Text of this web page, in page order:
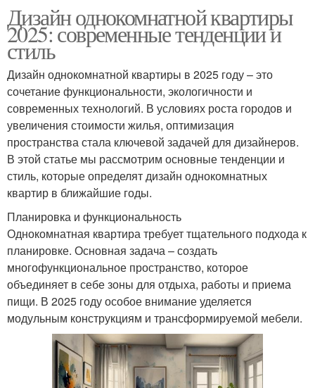
Дизайн однокомнатной квартиры
2025: современные тенденции и
стиль
Дизайн однокомнатной квартиры в 2025 году – это
сочетание функциональности, экологичности и
современных технологий. В условиях роста городов и
увеличения стоимости жилья, оптимизация
пространства стала ключевой задачей для дизайнеров.
В этой статье мы рассмотрим основные тенденции и
стиль, которые определят дизайн однокомнатных
квартир в ближайшие годы.
Планировка и функциональность
Однокомнатная квартира требует тщательного подхода к
планировке. Основная задача – создать
многофункциональное пространство, которое
объединяет в себе зоны для отдыха, работы и приема
пищи. В 2025 году особое внимание уделяется
модульным конструкциям и трансформируемой мебели.